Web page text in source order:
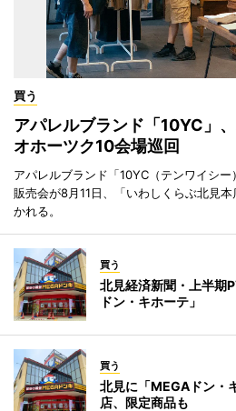
買う
アパレルブランド「10YC」
オホーツク10会場巡回
アパレルブランド「10YC（テンワイシ
販売会が8月11日、「いわしくらぶ北見
かれる。
買う
北見経済新聞・上半期
ドン・キホーテ」
買う
北見に「MEGAドン
店、限定商品も